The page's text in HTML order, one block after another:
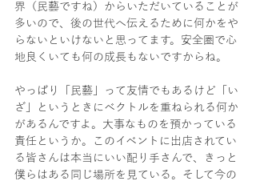
界（民藝ですね）からいただいていることが
多いので、後の世代へ伝えるために何かをや
らないといけないと思ってます。安全圏で心
地良くいても何の成長もないですからね。
やっぱり「民藝」って友情でもあるけど「い
ざ」というときにベクトルを重ねられる何か
があるんですよ。大事なものを預かっている
責任というか。このイベントに出店されてい
る皆さんは本当にいい配り手さんで、きっと
僕らはある同じ場所を見ている。そして今の